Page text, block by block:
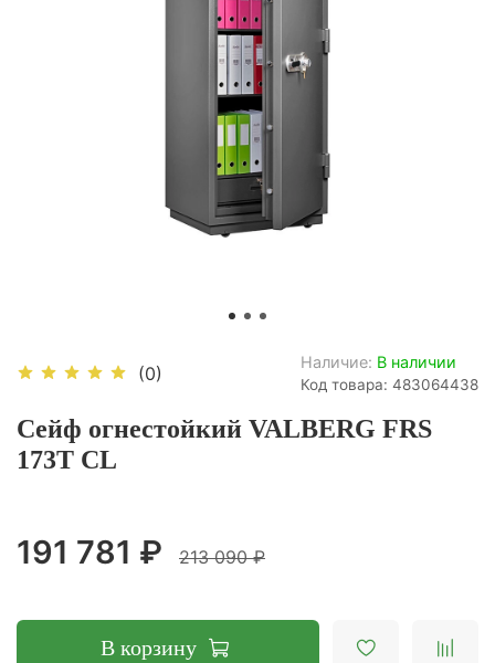
(0)
Наличие: В наличии
Код товара: 483064438
Сейф огнестойкий VALBERG FRS
173T CL
191 781 ₽ 213 090 ₽
В корзину